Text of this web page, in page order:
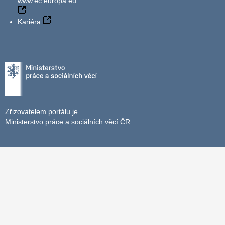
Kariéra
Zřizovatelem portálu je
Ministerstvo práce a sociálních věcí ČR